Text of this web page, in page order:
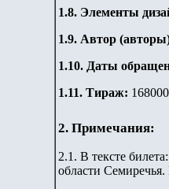
1.8. Элементы
1.9. Автор
1.10. Даты
1.11. Тираж:
2. Примечания:
2.1. В тексте
области Семиречья.